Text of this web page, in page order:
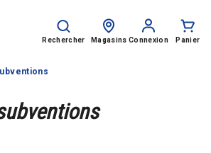
Rechercher
Recherche
Magasins Connexion Panier